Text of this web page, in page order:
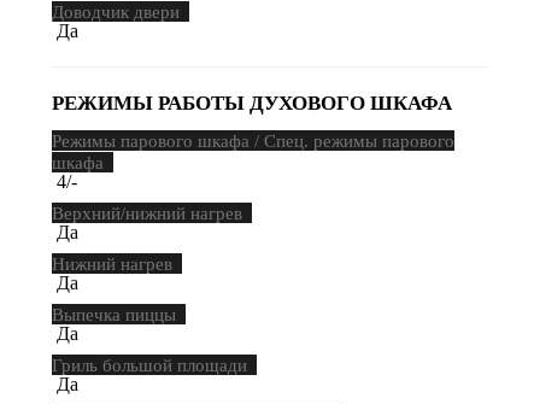
Доводчик двери
Да
РЕЖИМЫ РАБОТЫ ДУХОВОГО ШКАФА
Режимы парового шкафа / Спец. режимы парового
шкафа
4/-
Верхний/нижний нагрев
Да
Нижний нагрев
Да
Выпечка пиццы
Да
Гриль большой площади
Да